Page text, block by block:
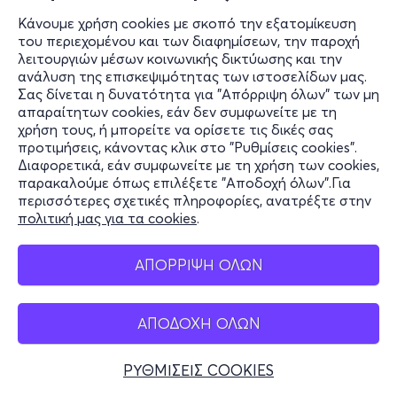
Κάνουμε χρήση cookies με σκοπό την εξατομίκευση
του περιεχομένου και των διαφημίσεων, την παροχή
λειτουργιών μέσων κοινωνικής δικτύωσης και την
ανάλυση της επισκεψιμότητας των ιστοσελίδων μας.
Σας δίνεται η δυνατότητα για "Απόρριψη όλων" των μη
απαραίτητων cookies, εάν δεν συμφωνείτε με τη
χρήση τους, ή μπορείτε να ορίσετε τις δικές σας
προτιμήσεις, κάνοντας κλικ στο "Ρυθμίσεις cookies".
Διαφορετικά, εάν συμφωνείτε με τη χρήση των cookies,
παρακαλούμε όπως επιλέξετε "Αποδοχή όλων".Για
περισσότερες σχετικές πληροφορίες, ανατρέξτε στην
πολιτική μας για τα cookies.
ΑΠΟΡΡΙΨΗ ΟΛΩΝ
ΑΠΟΔΟΧΗ ΟΛΩΝ
ΡΥΘΜΙΣΕΙΣ COOKIES
Θέατρο Χορν - Κολωνάκι, Αττική
από 20€
Εισιτήρια
Σαβ, 21/11
18:00
ΜΑΡΤΥΡΑΣ ΚΑΤΗΓΟΡΙΑΣ 4ος Χρόνος
Αμερικής 10
Θέατρο Χορν - Κολωνάκι, Αττική
Εισιτήρια